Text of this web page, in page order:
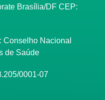
Brasília/DF CEP:
Conselho Nacional
de Saúde
0001-07